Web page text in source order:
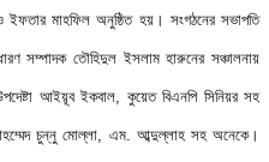
মাহফিল অনুষ্ঠিত হয়। সংগঠনের সভাপতি
সম্পাদক তৌহিদুল ইসলাম হারুনের সঞ্চালনায়
আইয়ূব ইকবাল, কুয়েত বিএনপি সিনিয়র সহ
চুন্নু মোল্লা, এম. আব্দুল্লাহ সহ অনেকে।